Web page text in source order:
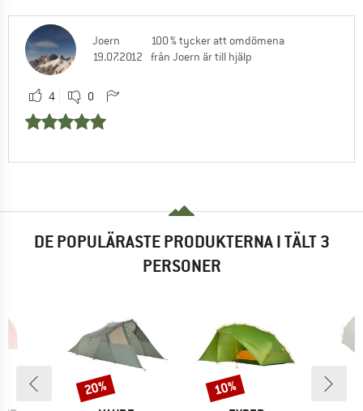
Joern
19.07.2012
100 % tycker att omdömena
från Joern är till hjälp
4 0
DE POPULÄRASTE PRODUKTERNA I TÄLT 3
PERSONER
Rabatt
20% Rabatt
10%